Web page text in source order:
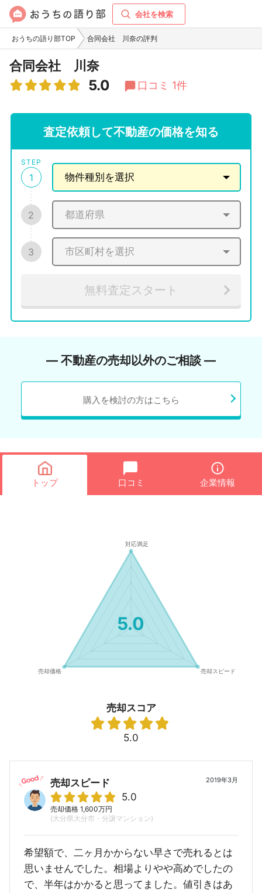
会社を検索
おうちの語り部TOP 合同会社 川奈の評判
合同会社 川奈
5.0 口コミ 1件
査定依頼して不動産の価格を知る
STEP
1
2
3
無料査定スタート
― 不動産の売却以外のご相談 ―
購入を検討の方はこちら
トップ 口コミ 企業情報
5.0
売却スコア
5.0
2019年3月
売却スピード
5.0
売却価格 1,600万円
(大分県大分市・分譲マンション)
希望額で、二ヶ月かからない早さで売れるとは
思いませんでした。相場よりやや高めでしたの
で、半年はかかると思ってました。値引きはあ